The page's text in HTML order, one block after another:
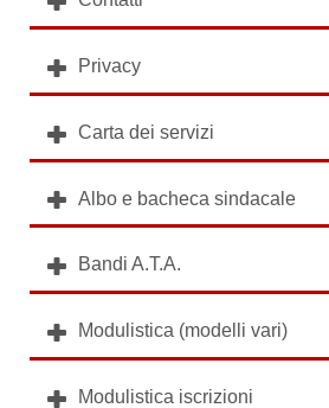
Privacy
Carta dei servizi
Albo e bacheca sindacale
Bandi A.T.A.
Modulistica (modelli vari)
Modulistica iscrizioni